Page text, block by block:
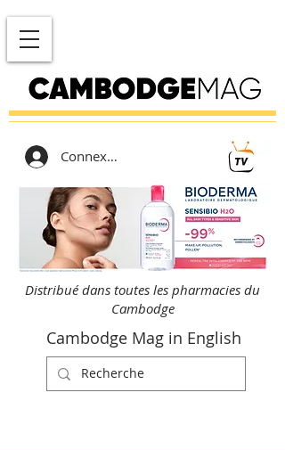
Connexion
Distribué dans toutes les pharmacies du
Cambodge
Cambodge Mag in English